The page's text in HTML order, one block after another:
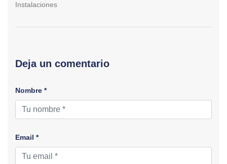
Instalaciones
Deja un comentario
Nombre *
Email *